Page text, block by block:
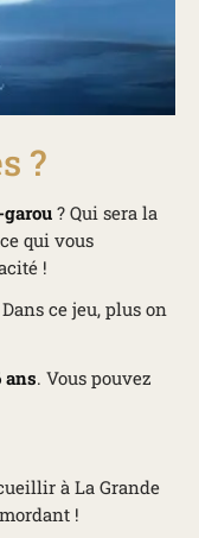
?
? Qui sera la
qui vous
!
ce jeu, plus on
ans. Vous pouvez
à La Grande
!